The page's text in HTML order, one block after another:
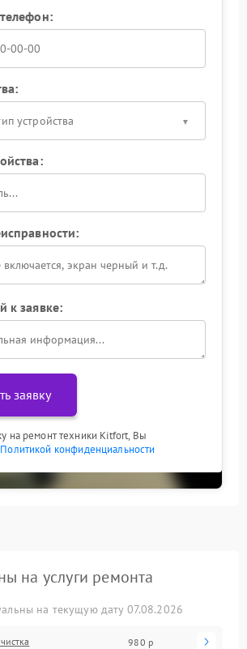
устройства
к заявке:
заявку
на ремонт техники Kitfort, Вы
Политикой конфиденциальности
на услуги ремонта
на текущую дату 07.08.2026
980 р